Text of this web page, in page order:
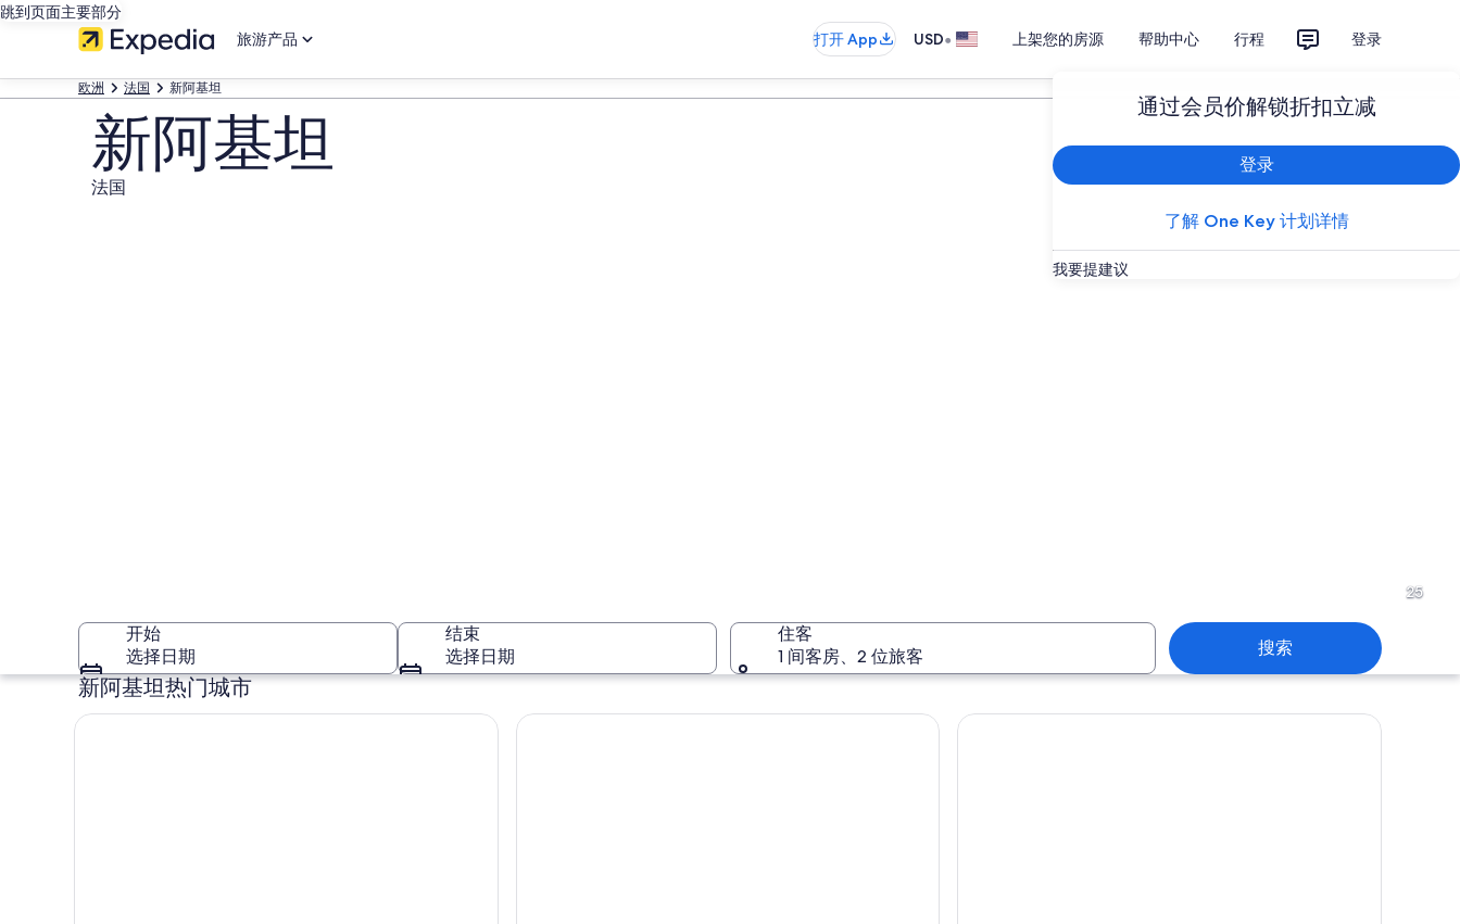
跳到页面主要部分
旅游产品
打开 App USD• 上架您的房源 帮助中心 行程 登录
通过会员价解锁折扣立减
登录
了解 One Key 计划详情
我要提建议
欧洲 法国 新阿基坦
新阿基坦
法国
新阿基坦
25
开始
选择日期
结束
选择日期
住客
1 间客房、2 位旅客
搜索
新阿基坦热门城市